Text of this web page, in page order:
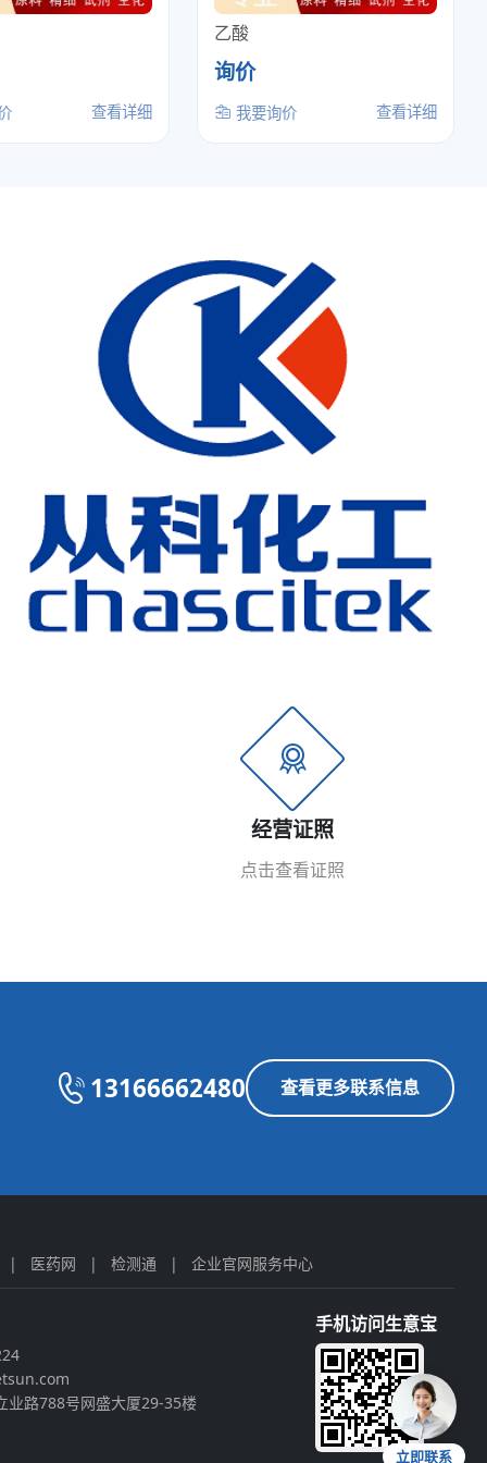
查看详细
乙酸
询价
我要询价 查看详细
经营证照
点击查看证照
13166662480 查看更多联系信息
立即联系
| 医药网 | 检测通 | 企业官网服务中心
业路788号网盛大厦29-35楼
手机访问生意宝